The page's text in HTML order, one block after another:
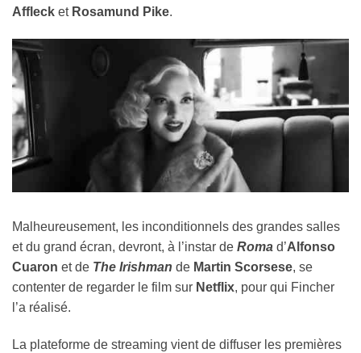
Affleck et Rosamund Pike.
Malheureusement, les inconditionnels des grandes salles
et du grand écran, devront, à l’instar de Roma d’Alfonso
Cuaron et de The Irishman de Martin Scorsese, se
contenter de regarder le film sur Netflix, pour qui Fincher
l’a réalisé.
La plateforme de streaming vient de diffuser les premières